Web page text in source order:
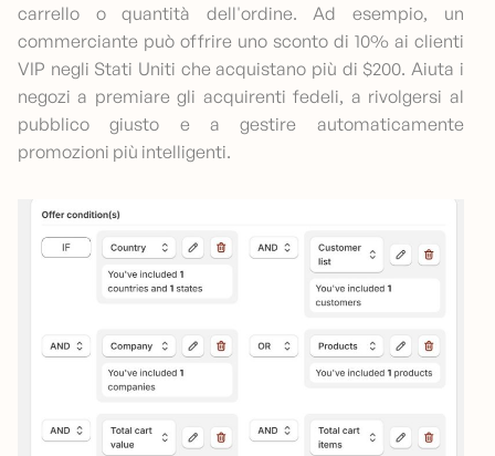
carrello o quantità dell'ordine. Ad esempio, un
commerciante può offrire uno sconto di 10% ai clienti
VIP negli Stati Uniti che acquistano più di $200. Aiuta i
negozi a premiare gli acquirenti fedeli, a rivolgersi al
pubblico giusto e a gestire automaticamente
promozioni più intelligenti.